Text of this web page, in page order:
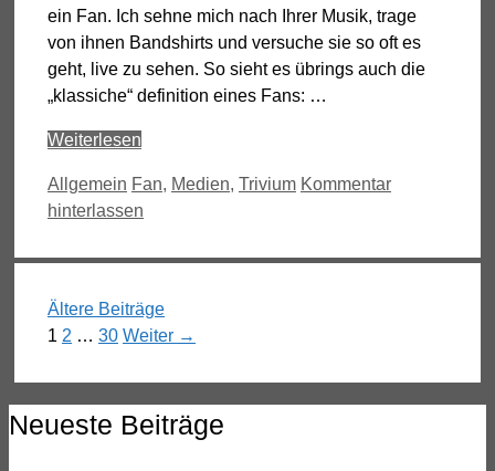
ein Fan. Ich sehne mich nach Ihrer Musik, trage
von ihnen Bandshirts und versuche sie so oft es
geht, live zu sehen. So sieht es übrings auch die
„klassiche“ definition eines Fans: …
Weiterlesen
Kategorien
Allgemein Schlagwörter
Fan, Medien, Trivium Kommentar
hinterlassen
Ältere Beiträge
Seite
1 Seite
2 … Seite
30 Weiter →
Neueste Beiträge